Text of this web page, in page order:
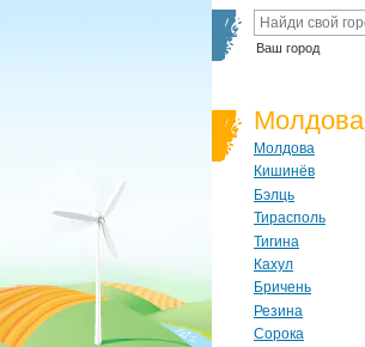
Ваш город
Молдова
Молдова
Кишинёв
Бэлць
Тирасполь
Тигина
Кахул
Бричень
Резина
Сорока